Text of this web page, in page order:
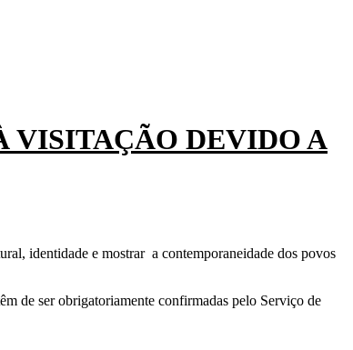
VISITAÇÃO DEVIDO A
identidade e mostrar a contemporaneidade dos povos
de ser obrigatoriamente confirmadas pelo Serviço de